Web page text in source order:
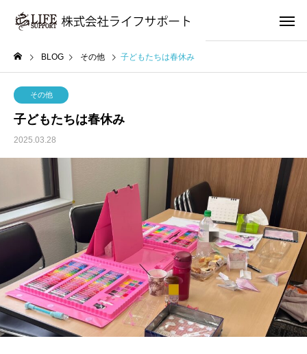
BLOG その他 子どもたちは春休み
その他
子どもたちは春休み
2025.03.28